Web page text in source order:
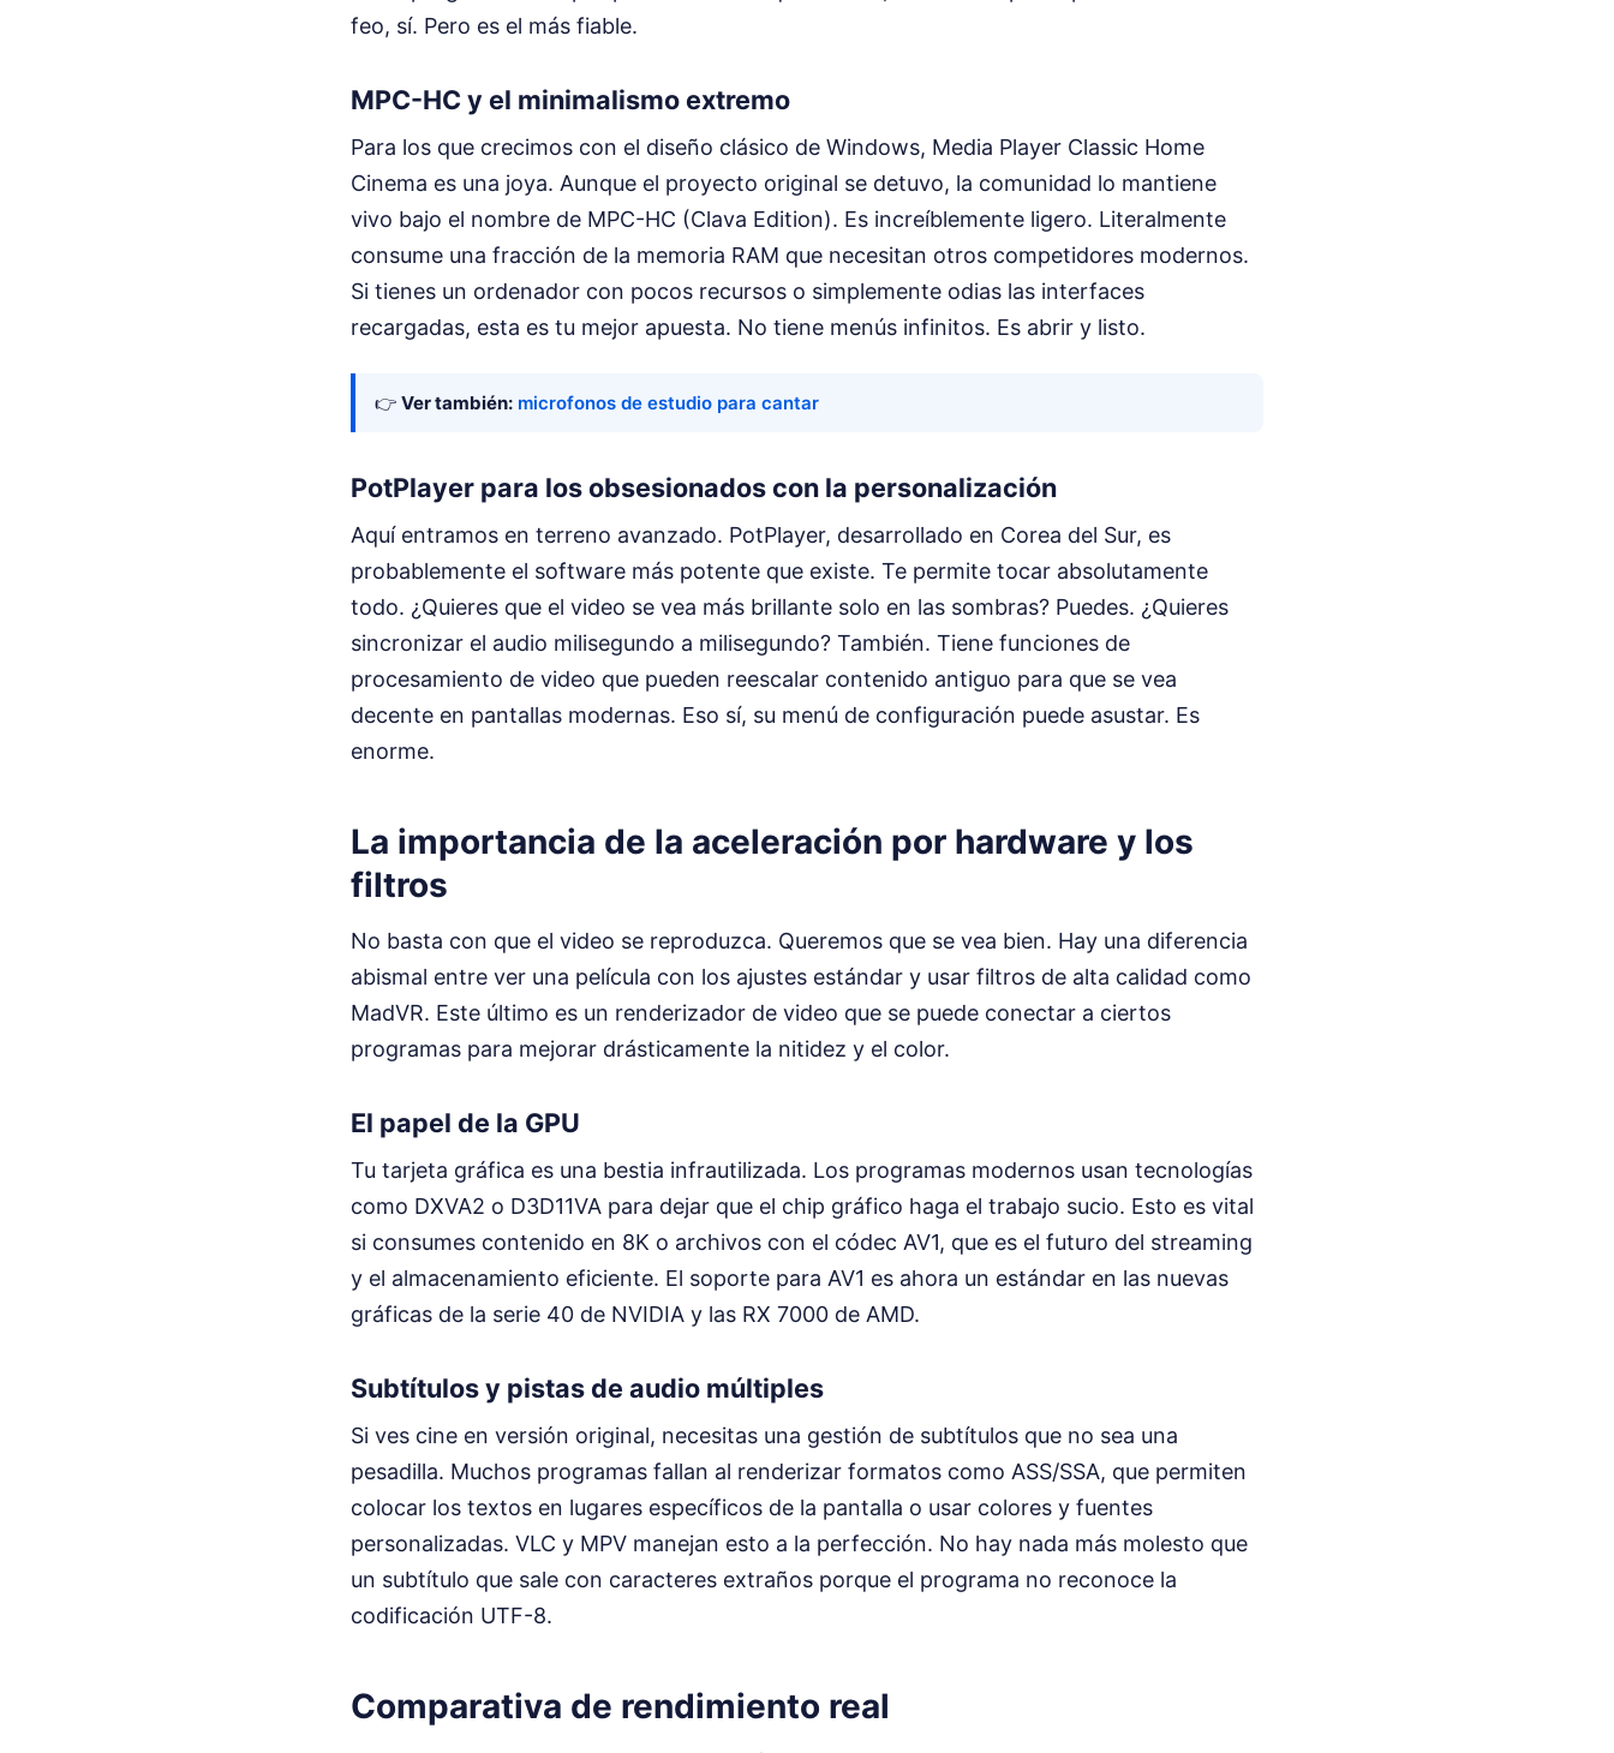
feo, sí. Pero es el más fiable.
MPC-HC y el minimalismo extremo
Para los que crecimos con el diseño clásico de Windows, Media Player Classic Home
Cinema es una joya. Aunque el proyecto original se detuvo, la comunidad lo mantiene
vivo bajo el nombre de MPC-HC (Clava Edition). Es increíblemente ligero. Literalmente
consume una fracción de la memoria RAM que necesitan otros competidores modernos.
Si tienes un ordenador con pocos recursos o simplemente odias las interfaces
recargadas, esta es tu mejor apuesta. No tiene menús infinitos. Es abrir y listo.
👉 Ver también: microfonos de estudio para cantar
PotPlayer para los obsesionados con la personalización
Aquí entramos en terreno avanzado. PotPlayer, desarrollado en Corea del Sur, es
probablemente el software más potente que existe. Te permite tocar absolutamente
todo. ¿Quieres que el video se vea más brillante solo en las sombras? Puedes. ¿Quieres
sincronizar el audio milisegundo a milisegundo? También. Tiene funciones de
procesamiento de video que pueden reescalar contenido antiguo para que se vea
decente en pantallas modernas. Eso sí, su menú de configuración puede asustar. Es
enorme.
La importancia de la aceleración por hardware y los
filtros
No basta con que el video se reproduzca. Queremos que se vea bien. Hay una diferencia
abismal entre ver una película con los ajustes estándar y usar filtros de alta calidad como
MadVR. Este último es un renderizador de video que se puede conectar a ciertos
programas para mejorar drásticamente la nitidez y el color.
El papel de la GPU
Tu tarjeta gráfica es una bestia infrautilizada. Los programas modernos usan tecnologías
como DXVA2 o D3D11VA para dejar que el chip gráfico haga el trabajo sucio. Esto es vital
si consumes contenido en 8K o archivos con el códec AV1, que es el futuro del streaming
y el almacenamiento eficiente. El soporte para AV1 es ahora un estándar en las nuevas
gráficas de la serie 40 de NVIDIA y las RX 7000 de AMD.
Subtítulos y pistas de audio múltiples
Si ves cine en versión original, necesitas una gestión de subtítulos que no sea una
pesadilla. Muchos programas fallan al renderizar formatos como ASS/SSA, que permiten
colocar los textos en lugares específicos de la pantalla o usar colores y fuentes
personalizadas. VLC y MPV manejan esto a la perfección. No hay nada más molesto que
un subtítulo que sale con caracteres extraños porque el programa no reconoce la
codificación UTF-8.
Comparativa de rendimiento real